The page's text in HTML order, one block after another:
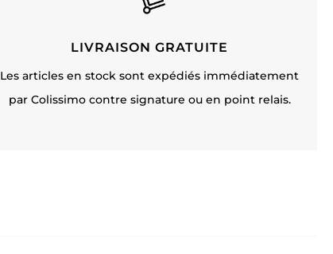
LIVRAISON GRATUITE
Les articles en stock sont expédiés immédiatement
par Colissimo contre signature ou en point relais.